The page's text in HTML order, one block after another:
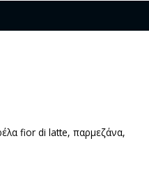
fior di latte, παρμεζάνα,